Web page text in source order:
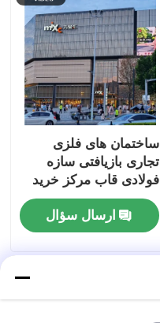
ساختمان های فلزی
تجاری بازیافتی سازه
فولادی قاب مرکز خرید
OEM
ارسال سؤال